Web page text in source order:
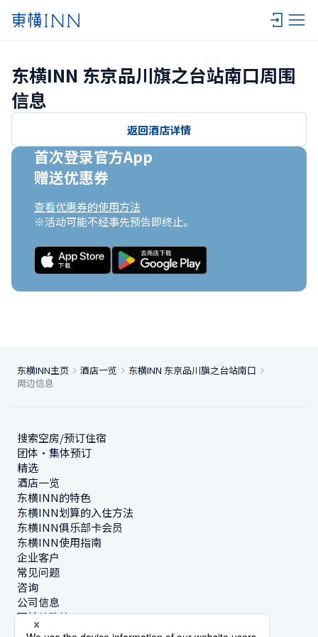
东横INN 东京品川旗之台站南口周围
信息
返回酒店详情
首次登录官方App
赠送优惠券
查看优惠券的使用方法
※活动可能不经事先预告即终止。
东横INN主页 酒店一览
东横INN 东京品川旗之台站南口
周边信息
搜索空房/预订住宿
团体・集体预订
精选
酒店一览
东横INN的特色
东横INN划算的入住方法
东横INN俱乐部卡会员
东横INN使用指南
企业客户
常见问题
咨询
公司信息
可持续政策